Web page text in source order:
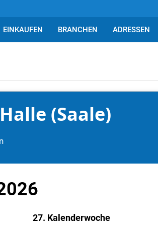
EINKAUFEN BRANCHEN ADRESSEN
(Saale)
27. Kalenderwoche